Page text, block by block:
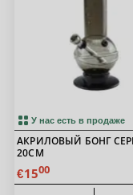
У нас есть в продаже
АКРИЛОВЫЙ БОНГ
20СМ
€1500